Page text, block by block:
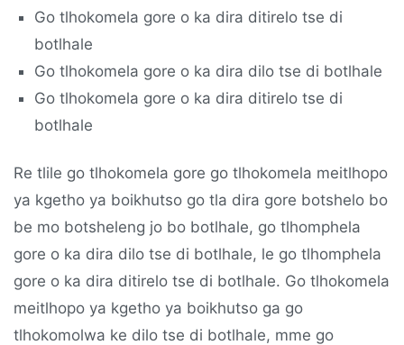
Go tlhokomela gore o ka dira ditirelo tse di
botlhale
Go tlhokomela gore o ka dira dilo tse di botlhale
Go tlhokomela gore o ka dira ditirelo tse di
botlhale
Re tlile go tlhokomela gore go tlhokomela meitlhopo
ya kgetho ya boikhutso go tla dira gore botshelo bo
be mo botsheleng jo bo botlhale, go tlhomphela
gore o ka dira dilo tse di botlhale, le go tlhomphela
gore o ka dira ditirelo tse di botlhale. Go tlhokomela
meitlhopo ya kgetho ya boikhutso ga go
tlhokomolwa ke dilo tse di botlhale, mme go